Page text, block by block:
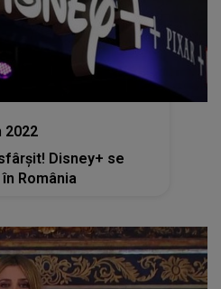
2022
Disney+ se
România